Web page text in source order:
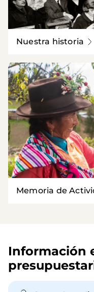
Nuestra historia
Memoria de
Información